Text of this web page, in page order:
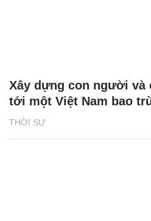
THỜI SỰ
Xây dựng con người và
tới một Việt Nam bao